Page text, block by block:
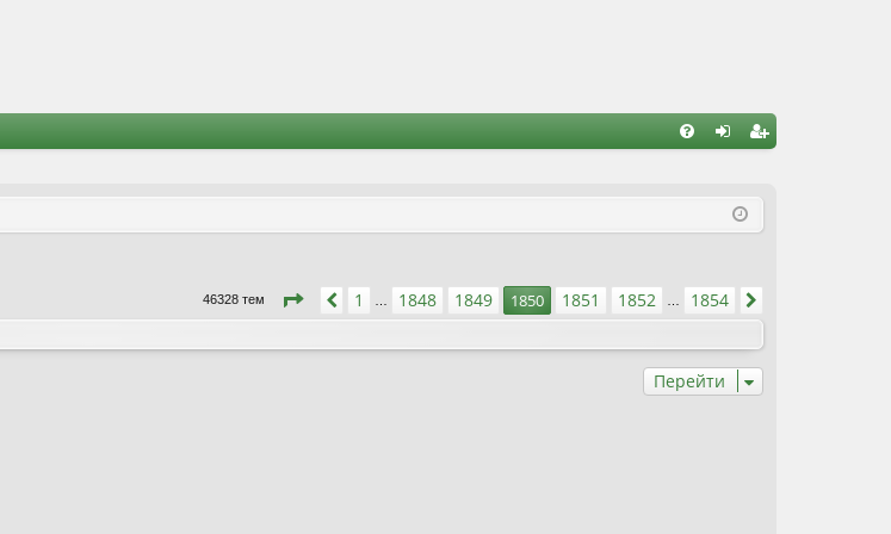
ис
ия
46328 тем Страница 1850из1854
Пред.
1 1848 1849 1850 1851 1852 1854
Перейти